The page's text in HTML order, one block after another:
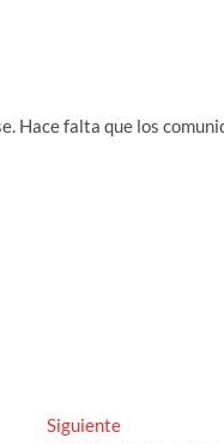
Hace falta que los
SiguienteEntrada